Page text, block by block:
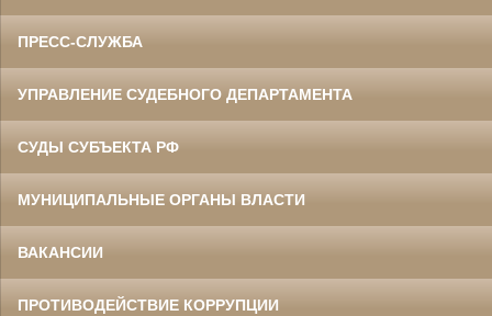
ПРЕСС-СЛУЖБА
УПРАВЛЕНИЕ СУДЕБНОГО ДЕПАРТАМЕНТА
СУДЫ СУБЪЕКТА РФ
МУНИЦИПАЛЬНЫЕ ОРГАНЫ ВЛАСТИ
ВАКАНСИИ
ПРОТИВОДЕЙСТВИЕ КОРРУПЦИИ